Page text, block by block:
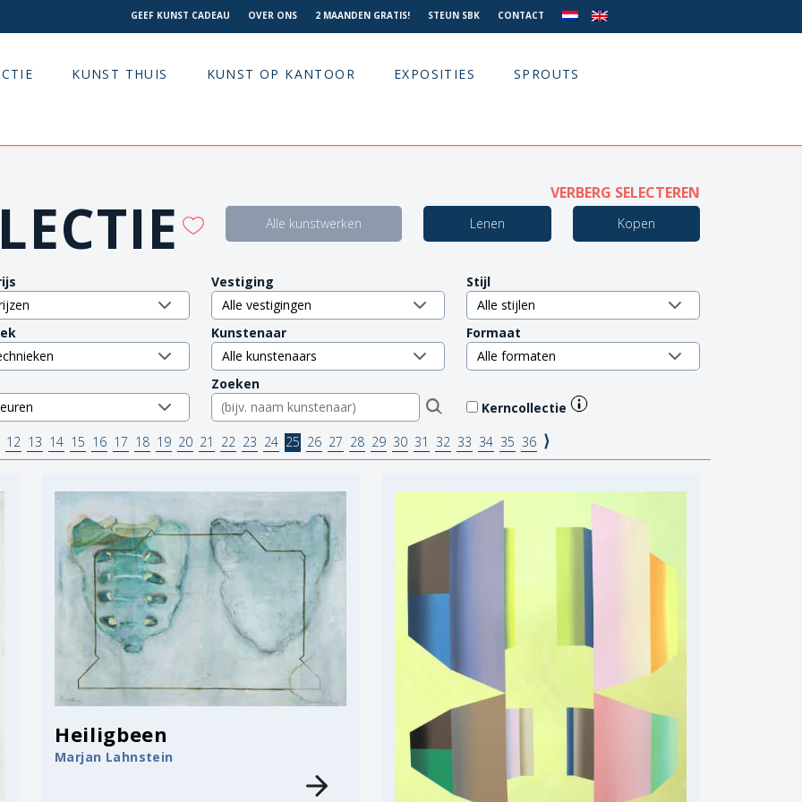
GEEF KUNST CADEAU OVER ONS 2 MAANDEN GRATIS! STEUN SBK CONTACT
KUNST THUIS KUNST OP KANTOOR EXPOSITIES SPROUTS
VERBERG SELECTEREN
Alle kunstwerken Lenen Kopen
Vestiging Stijl
Kunstenaar Formaat
Zoeken
Kerncollectie
12 13 14 15 16 17 18 19 20 21 22 23 24 25 26 27 28 29 30 31 32 33 34 35 36 ⟩
Heiligbeen
Marjan Lahnstein